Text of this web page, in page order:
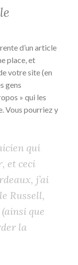
d’un article
place, et
votre site (en
gens
» qui les
Vous pourriez y
qui
et ceci
j’ai
Russell,
que
la